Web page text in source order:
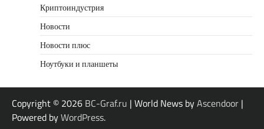
Криптоиндустрия
Новости
Новости плюс
Ноутбуки и планшеты
Copyright © 2026 BC-Graf.ru | World News byAscendoor |
Powered byWordPress.